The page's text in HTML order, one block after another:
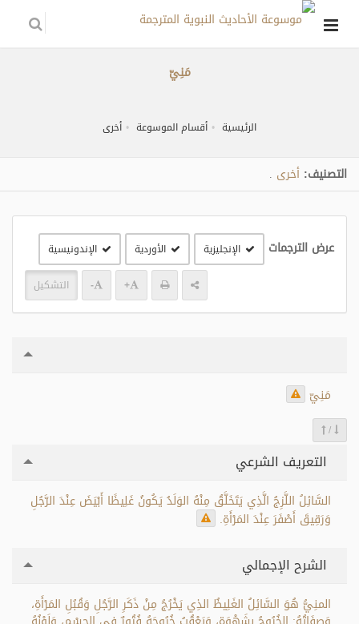
مَنِيّ
الرئيسية أقسام الموسوعة أخرى
التصنيف: أخرى
عرض الترجمات الإنجليزية الأوردية الإندونيسية
+
- التشكيل
مَنِيّ
/
التعريف الشرعي
السَّائِلُ اللَّزِجُ الَّذِي يَتَخَلَّقُ مِنْهُ الوَلَدُ يَكُونُ غَلِيظًا أَبْيَضَ عِنْدَ الرَّجُلِ
وَرَقِيقَ أَصْفَرَ عِنْدَ المَرْأَةِ.
الشرح الإجمالي
المنِيُّ هُوَ السَّائِلُ الغَلِيظُ الذِي يَخْرُجُ مِنْ ذَكَرِ الرَّجُلِ وَقُبُلِ المَرْأَةِ،